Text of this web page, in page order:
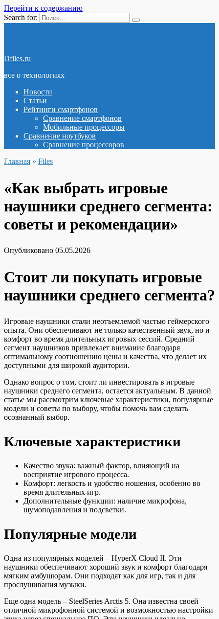
Перейти к содержанию
Search for:
Dfiles.ru
все о технологиях
Новости
Статьи
Рейтинги смартфонов
Сравнение смартфонов
Мобильные процессоры
Сравнение ноутбуков
Сравнение процессоров
Главная » Files
«Как выбрать игровые
наушники среднего сегмента:
советы и рекомендации»
Опубликовано 05.05.2026
Стоит ли покупать игровые
наушники среднего сегмента?
Игровые наушники стали неотъемлемой частью геймерского
опыта. Они обеспечивают не только качественный звук, но и
комфорт во время длительных игровых сессий. Средний
сегмент наушников привлекает внимание благодаря
оптимальному соотношению цены и качества, что делает их
доступными для широкой аудитории.
Однако вопрос о том, стоит ли инвестировать в игровые
наушники среднего сегмента, остается актуальным. В данной
статье мы рассмотрим ключевые характеристики, популярные
модели и советы по выбору, чтобы помочь вам сделать
осознанный выбор.
Ключевые характеристики
Качество звука: важный фактор, влияющий на
восприятие игрового процесса.
Комфорт: легкость и удобство ношения, особенно во
время длительных игр.
Дополнительные функции: наличие микрофона,
шумоподавления и подсветки.
Популярные модели
Одна из популярных моделей – HyperX Cloud II. Эти
наушники обеспечивают хороший звук и комфорт благодаря
мягким амбушюрам. Они подходят как для игр, так и для
прослушивания музыки.
Еще одна модель – SteelSeries Arctis 5. Она известна своей
отличной микрофонной системой и возможностью настройки